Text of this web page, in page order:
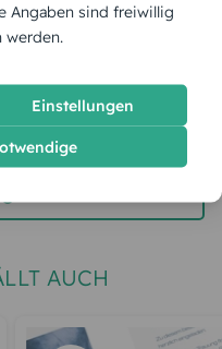
AUCH
Angaben sind freiwillig
werden.
Einstellungen